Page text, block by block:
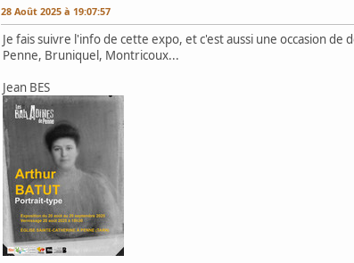
28 Août 2025 à 19:07:57
Je fais suivre l'info de cette expo, et c'est aussi une occasion
Penne, Bruniquel, Montricoux...
Jean BES